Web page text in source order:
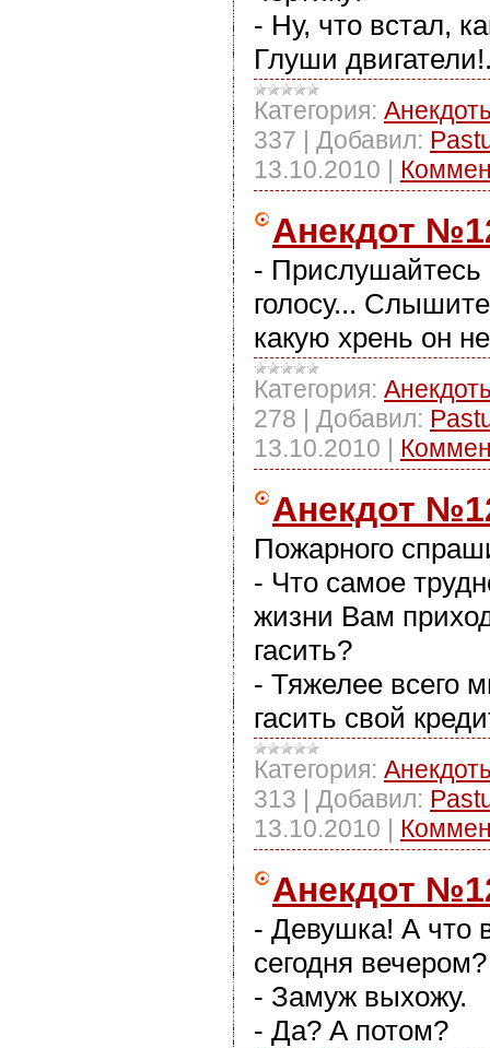
- Ну, что встал,
Глуши
Категория:
337 | Добавил:
13.10.2010 |
Анекдот
- Прислушайтесь
голосу...
какую хрень он
Категория:
278 | Добавил:
13.10.2010 |
Анекдот
Пожарного
- Что самое
жизни Вам
гасить?
- Тяжелее всего
гасить свой
Категория:
313 | Добавил:
13.10.2010 |
Анекдот
- Девушка! А что
сегодня вечером?
- Замуж выхожу.
- Да? А потом?